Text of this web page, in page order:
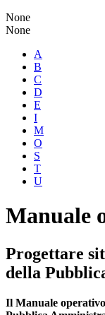
None
None
A
B
C
D
E
I
M
O
S
T
U
Manuale
Progettare
della
Il Manuale